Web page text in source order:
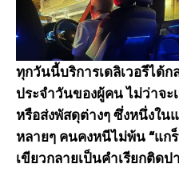
ทุกวันนี้บริการเดลิเวอรีได้
ประจำวันของผู้คน ไม่ว่าจะ
หรือส่งพัสดุต่างๆ ซึ่งหนึ่งใ
หลายๆ คนคงหนีไม่พ้น “แก
เขียวกลายเป็นคำเรียกติดป